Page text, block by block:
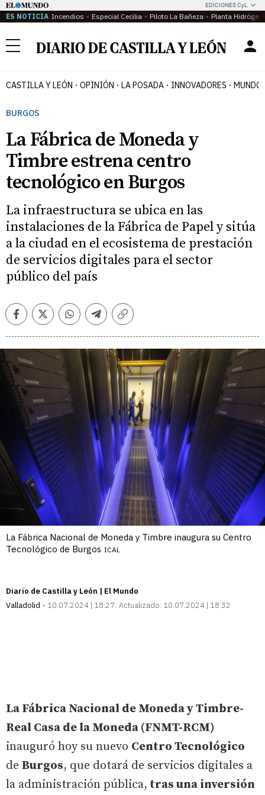
EDICIONES CyL
ES NOTICIA Incendios Especial Cecilia Piloto La Bañeza Planta
Menú
CASTILLA Y LEÓN OPINIÓN LA POSADA INNOVADORES MUNDO
BURGOS
La Fábrica de Moneda y
Timbre estrena centro
tecnológico en Burgos
La infraestructura se ubica en las
instalaciones de la Fábrica de Papel y sitúa
a la ciudad en el ecosistema de prestación
de servicios digitales para el sector
público del país
FacebookTwitterWhatsappTelegramCopiar
La Fábrica Nacional de Moneda y Timbre inaugura su Centro
Tecnológico de Burgos ICAL
Diario de Castilla y León | El Mundo
Valladolid
10.07.2024 | 18:27 Actualizado: 10.07.2024 | 18:32
La Fábrica Nacional de Moneda y Timbre-
Real Casa de la Moneda (FNMT-RCM)
inauguró hoy su nuevo Centro Tecnológico
de Burgos, que dotará de servicios digitales a
la administración pública, tras una inversión